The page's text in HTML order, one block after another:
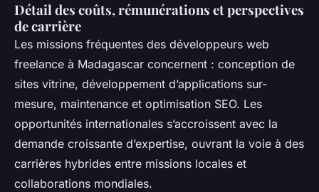
Détail des coûts, rémunérations et perspectives
de carrière
Les missions fréquentes des développeurs web
freelance à Madagascar concernent : conception de
sites vitrine, développement d’applications sur-
mesure, maintenance et optimisation SEO. Les
opportunités internationales s’accroissent avec la
demande croissante d’expertise, ouvrant la voie à des
carrières hybrides entre missions locales et
collaborations mondiales.